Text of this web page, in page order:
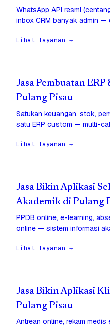
WhatsApp API resmi
inbox CRM banyak admin —
Lihat layanan →
Jasa Pembuatan ERP
Pulang Pisau
Satukan keuangan, stok,
satu ERP custom — multi-
Lihat layanan →
Jasa Bikin Aplikasi
Akademik di Pulang
PPDB online, e-learning,
online — sistem informasi
Lihat layanan →
Jasa Bikin Aplikasi
Pulang Pisau
Antrean online, rekam medis